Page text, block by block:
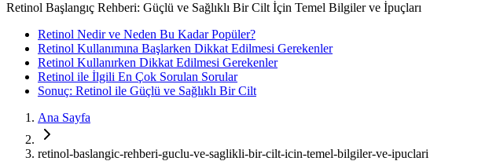
Retinol Başlangıç Rehberi: Güçlü ve Sağlıklı Bir Cilt İçin Temel Bilgiler ve İpuçları
Retinol Nedir ve Neden Bu Kadar Popüler?
Retinol Kullanımına Başlarken Dikkat Edilmesi Gerekenler
Retinol Kullanırken Dikkat Edilmesi Gerekenler
Retinol ile İlgili En Çok Sorulan Sorular
Sonuç: Retinol ile Güçlü ve Sağlıklı Bir Cilt
Ana Sayfa
retinol-baslangic-rehberi-guclu-ve-saglikli-bir-cilt-icin-temel-bilgiler-ve-ipuclari